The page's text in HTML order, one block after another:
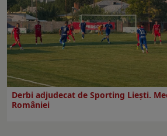
Derbi adjudecat de Sporting Liești.
României